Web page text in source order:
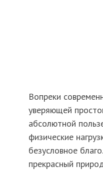
Вопреки
уверяющей
абсолютной
физические
безусловное
прекрасный